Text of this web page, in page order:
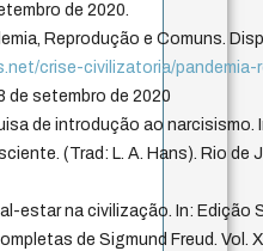
de 2020.
Reprodução e Comuns.
crise-civilizatoria/
de setembro de 2020
de introdução ao narcisismo.
(Trad: L. A. Hans). Rio de
estar na civilização. In: Edição
de Sigmund Freud. Vol.